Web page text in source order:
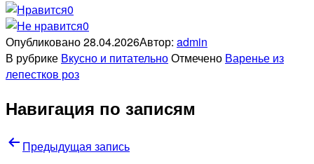
0
0
Опубликовано28.04.2026Автор: admin
В рубрике Вкусно и питательноОтмечено Варенье из
лепестков роз
Навигация по записям
Предыдущая запись